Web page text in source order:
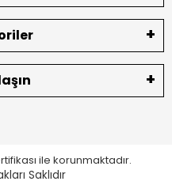
ile korunmaktadır.
Saklıdır